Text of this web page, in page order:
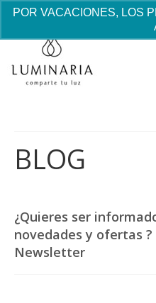
POR VACACIONES, LOS
BLOG
¿Quieres ser
novedades y ofertas
Newsletter
+ AÑADIR
Este
producto